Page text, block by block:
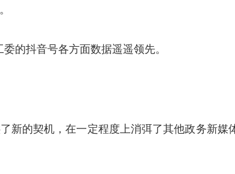
的抖音号各方面数据遥遥领先。
的契机，在一定程度上消弭了其他政务新媒